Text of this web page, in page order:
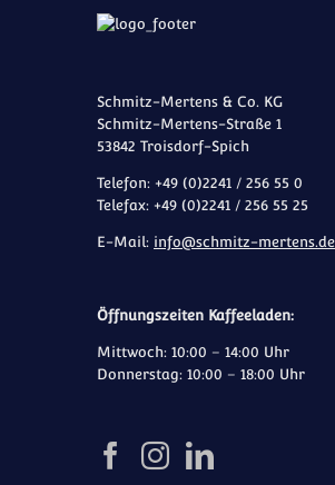
Schmitz-Mertens & Co. KG
Schmitz-Mertens-Straße 1
53842 Troisdorf-Spich
Telefon: +49 (0)2241 / 256 55 0
Telefax: +49 (0)2241 / 256 55 25
E-Mail: info@schmitz-mertens.de
Öffnungszeiten Kaffeeladen:
Mittwoch: 10:00 – 14:00 Uhr
Donnerstag: 10:00 – 18:00 Uhr